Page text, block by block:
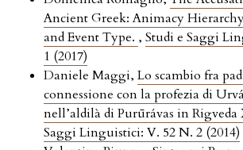
Ancient Greek: Animacy
and Event Type. , Studi e Saggi
1 (2017)
Daniele Maggi, Lo scambio fra
connessione con la profezia di
nell’aldilà di Purūrávas in Rigveda
Saggi Linguistici: V. 52 N. 2 (2014)